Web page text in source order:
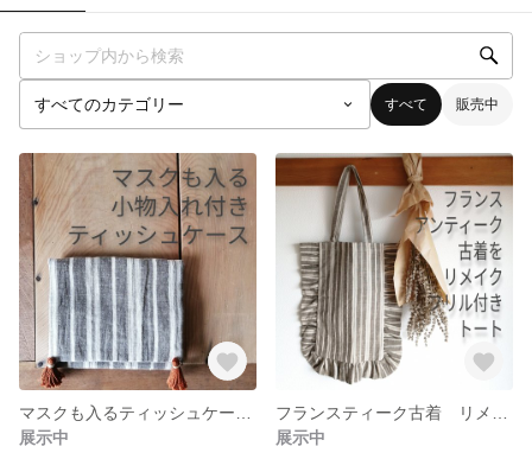
すべて 販売中
展示中
展示中